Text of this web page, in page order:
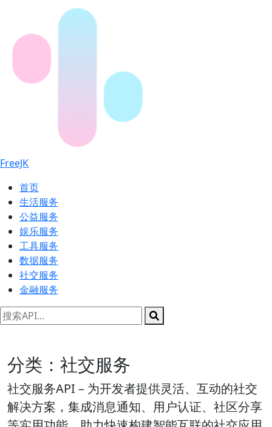
FreeJK
首页
生活服务
公益服务
娱乐服务
工具服务
数据服务
社交服务
金融服务
分类：社交服务
社交服务API – 为开发者提供灵活、互动的社交
解决方案，集成消息通知、用户认证、社区分享